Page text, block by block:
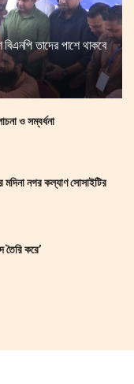
তাদের পাশে থাকবে
ও সম্বর্ধনা
মদিনা নগর কল্যাণ সোসাইটির
তৈরি করে’